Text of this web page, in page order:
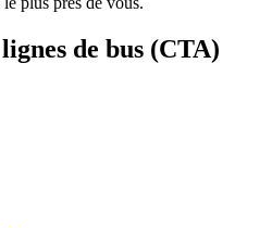
de bus (CTA)